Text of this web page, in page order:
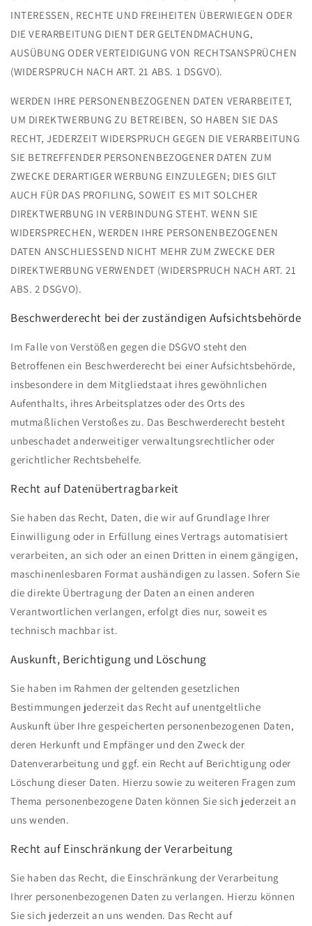
INTERESSEN, RECHTE UND FREIHEITEN ÜBERWIEGEN ODER
DIE VERARBEITUNG DIENT DER GELTENDMACHUNG,
AUSÜBUNG ODER VERTEIDIGUNG VON RECHTSANSPRÜCHEN
(WIDERSPRUCH NACH ART. 21 ABS. 1 DSGVO).
WERDEN IHRE PERSONENBEZOGENEN DATEN VERARBEITET,
UM DIREKTWERBUNG ZU BETREIBEN, SO HABEN SIE DAS
RECHT, JEDERZEIT WIDERSPRUCH GEGEN DIE VERARBEITUNG
SIE BETREFFENDER PERSONENBEZOGENER DATEN ZUM
ZWECKE DERARTIGER WERBUNG EINZULEGEN; DIES GILT
AUCH FÜR DAS PROFILING, SOWEIT ES MIT SOLCHER
DIREKTWERBUNG IN VERBINDUNG STEHT. WENN SIE
WIDERSPRECHEN, WERDEN IHRE PERSONENBEZOGENEN
DATEN ANSCHLIESSEND NICHT MEHR ZUM ZWECKE DER
DIREKTWERBUNG VERWENDET (WIDERSPRUCH NACH ART. 21
ABS. 2 DSGVO).
Beschwerde­recht bei der zuständigen Aufsichts­behörde
Im Falle von Verstößen gegen die DSGVO steht den
Betroffenen ein Beschwerderecht bei einer Aufsichtsbehörde,
insbesondere in dem Mitgliedstaat ihres gewöhnlichen
Aufenthalts, ihres Arbeitsplatzes oder des Orts des
mutmaßlichen Verstoßes zu. Das Beschwerderecht besteht
unbeschadet anderweitiger verwaltungsrechtlicher oder
gerichtlicher Rechtsbehelfe.
Recht auf Daten­übertrag­barkeit
Sie haben das Recht, Daten, die wir auf Grundlage Ihrer
Einwilligung oder in Erfüllung eines Vertrags automatisiert
verarbeiten, an sich oder an einen Dritten in einem gängigen,
maschinenlesbaren Format aushändigen zu lassen. Sofern Sie
die direkte Übertragung der Daten an einen anderen
Verantwortlichen verlangen, erfolgt dies nur, soweit es
technisch machbar ist.
Auskunft, Berichtigung und Löschung
Sie haben im Rahmen der geltenden gesetzlichen
Bestimmungen jederzeit das Recht auf unentgeltliche
Auskunft über Ihre gespeicherten personenbezogenen Daten,
deren Herkunft und Empfänger und den Zweck der
Datenverarbeitung und ggf. ein Recht auf Berichtigung oder
Löschung dieser Daten. Hierzu sowie zu weiteren Fragen zum
Thema personenbezogene Daten können Sie sich jederzeit an
uns wenden.
Recht auf Einschränkung der Verarbeitung
Sie haben das Recht, die Einschränkung der Verarbeitung
Ihrer personenbezogenen Daten zu verlangen. Hierzu können
Sie sich jederzeit an uns wenden. Das Recht auf